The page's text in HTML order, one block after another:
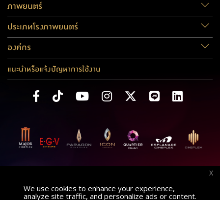
We use cookies to enhance your experience,
analyze site traffic, and personalize ads or content.
X
ภาพยนตร์
ประเภทโรงภาพยนตร์
องค์กร
แนะนำหรือแจ้งปัญหาการใช้งาน